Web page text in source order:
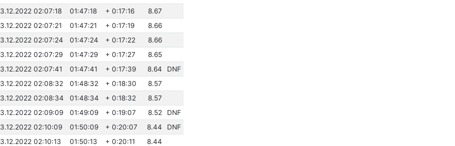
3.12.2022 02:07:18 01:47:18 + 0:17:16
8.67
3.12.2022 02:07:21 01:47:21 + 0:17:19
8.66
3.12.2022 02:07:24 01:47:24 + 0:17:22
8.66
3.12.2022 02:07:29 01:47:29 + 0:17:27
8.65
3.12.2022 02:07:41 01:47:41 + 0:17:39 8.64
DNF
3.12.2022 02:08:32 01:48:32 + 0:18:30
8.57
3.12.2022 02:08:34 01:48:34 + 0:18:32
8.57
3.12.2022 02:09:09 01:49:09 + 0:19:07 8.52
DNF
3.12.2022 02:10:09 01:50:09 + 0:20:07 8.44
DNF
3.12.2022 02:10:13 01:50:13 + 0:20:11
8.44